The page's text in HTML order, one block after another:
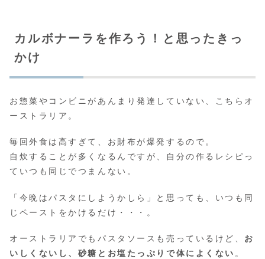
カルボナーラを作ろう！と思ったきっ
かけ
お惣菜やコンビニがあんまり発達していない、こちらオ
ーストラリア。
毎回外食は高すぎて、お財布が爆発するので。
自炊することが多くなるんですが、自分の作るレシピっ
ていつも同じでつまんない。
「今晩はパスタにしようかしら」と思っても、いつも同
じペーストをかけるだけ・・・。
オーストラリアでもパスタソースも売っているけど、 お
いしくないし、砂糖とお塩たっぷりで体によくない 。